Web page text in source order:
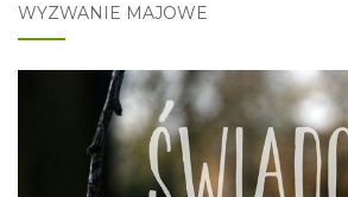
WYZWANIE MAJOWE